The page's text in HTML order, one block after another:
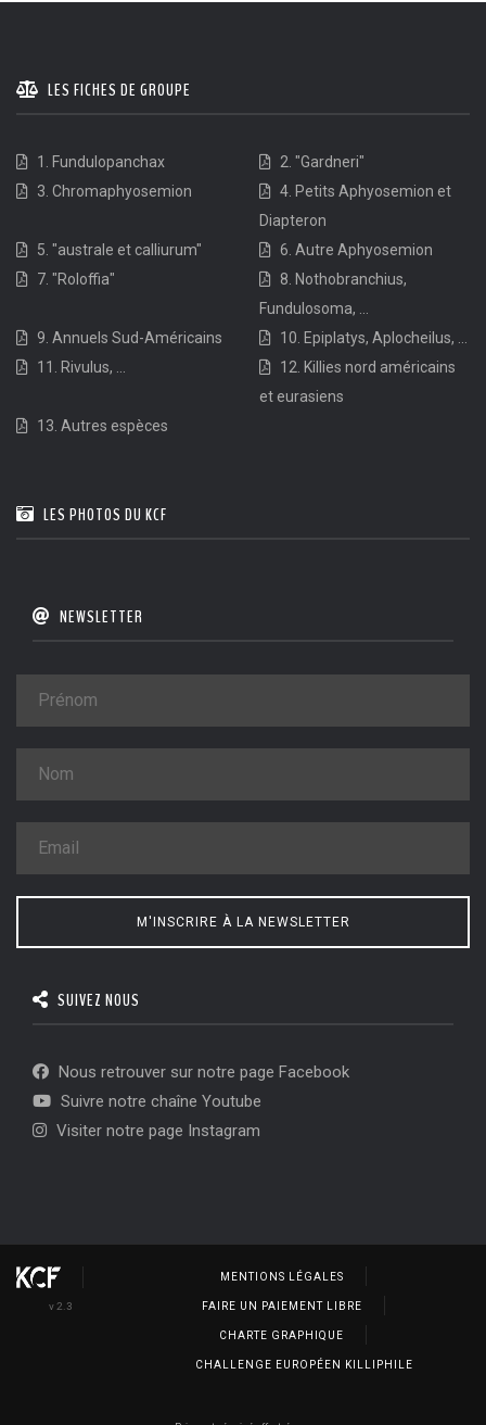
LES FICHES DE GROUPE
1. Fundulopanchax
2. "Gardneri"
3. Chromaphyosemion
4. Petits Aphyosemion et
Diapteron
5. "australe et calliurum"
6. Autre Aphyosemion
7. "Roloffia"
8. Nothobranchius,
Fundulosoma, ...
9. Annuels Sud-Américains
10. Epiplatys, Aplocheilus, ...
11. Rivulus, ...
12. Killies nord américains
et eurasiens
13. Autres espèces
LES PHOTOS DU KCF
NEWSLETTER
M'INSCRIRE À LA NEWSLETTER
SUIVEZ NOUS
Nous retrouver sur notre page Facebook
Suivre notre chaîne Youtube
Visiter notre page Instagram
v 2.3
MENTIONS LÉGALES
FAIRE UN PAIEMENT LIBRE
CHARTE GRAPHIQUE
CHALLENGE EUROPÉEN KILLIPHILE